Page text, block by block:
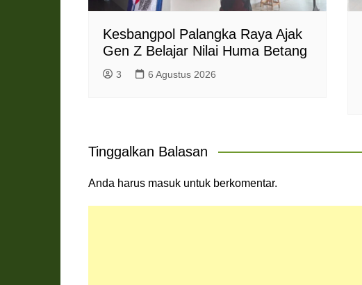
Kesbangpol Palangka Raya Ajak
Gen Z Belajar Nilai Huma Betang
3 6 Agustus 2026
Tinggalkan Balasan
Anda harus masuk untuk berkomentar.